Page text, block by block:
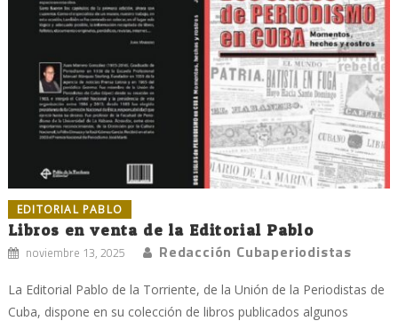
EDITORIAL PABLO
Libros en venta de la Editorial Pablo
noviembre 13, 2025 Redacción Cubaperiodistas
La Editorial Pablo de la Torriente, de la Unión de la Periodistas de
Cuba, dispone en su colección de libros publicados algunos